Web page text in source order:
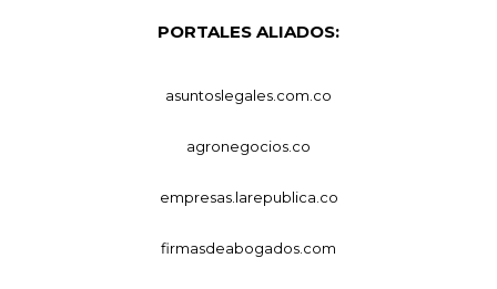
PORTALES ALIADOS:
asuntoslegales.com.co
agronegocios.co
empresas.larepublica.co
firmasdeabogados.com